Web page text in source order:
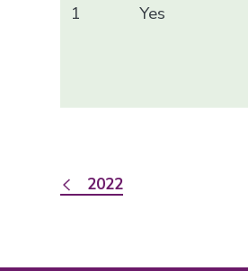
1 Yes
2022